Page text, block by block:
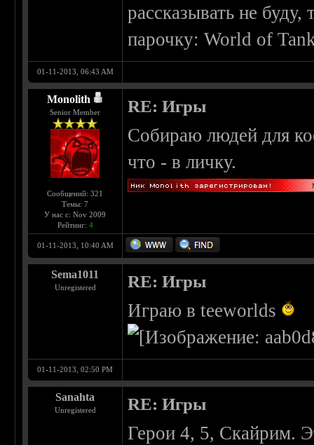
рассказывать не
парочку: World of
01-11-2013, 06:43 AM
Monolith
Senior Member
Сообщений: 321
Темы: 7
У нас с: Nov 2009
Рейтинг: 4
RE: Игры
Собираю людей для
что - в личку.
01-11-2013, 10:40 AM
Sema1011
Unregistered RE: Игры
Играю в teeworlds
01-11-2013, 02:50 PM
Sanahta
Unregistered RE: Игры
Герои 4, 5, Скайрим.